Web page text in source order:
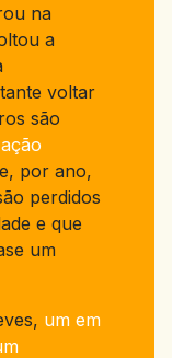
na
a
voltar
são
por ano,
perdidos
e que
um
um em